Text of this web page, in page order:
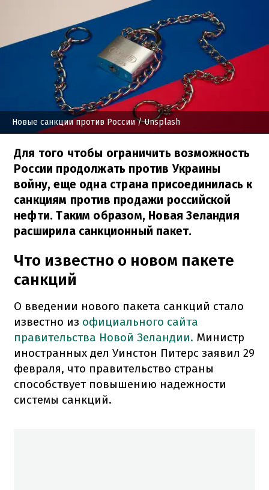
Новые санкции против России/ Unsplash
Для того чтобы ограничить возможность
России продолжать против Украины
войну, еще одна страна присоединилась к
санкциям против продажи российской
нефти. Таким образом, Новая Зеландия
расширила санкционный пакет.
Что известно о новом пакете
санкций
О введении нового пакета санкций стало
известно из официального сайта
правительства Новой Зеландии. Министр
иностранных дел Уинстон Питерс заявил 29
февраля, что правительство страны
способствует повышению надежности
системы санкций.